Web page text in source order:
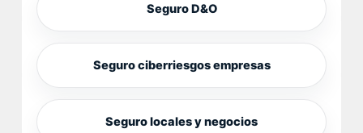
Seguro D&O
Seguro ciberriesgos empresas
Seguro locales y negocios